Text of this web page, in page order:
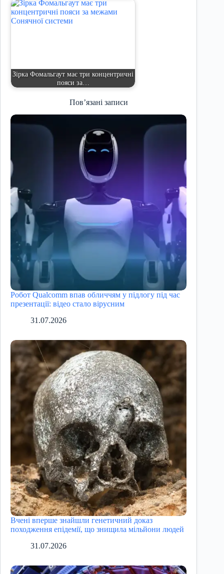
Зірка Фомальгаут має три концентричні
пояси за…
Пов’язані записи
Робот Qualcomm впав обличчям у підлогу під час
презентації: відео стало вірусним
31.07.2026
Вчені вперше знайшли генетичний доказ
походження епідемії, що знищила мільйони людей
31.07.2026